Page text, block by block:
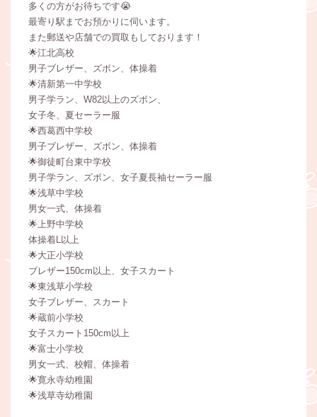
多くの方がお待ちです😭
最寄り駅までお預かりに伺います。
また郵送や店舗での買取もしております！
🌟江北高校
男子ブレザー、ズボン、体操着
🌟清新第一中学校
男子学ラン、W82以上のズボン、
女子冬、夏セーラー服
🌟西葛西中学校
男子ブレザー、ズボン、体操着
🌟御徒町台東中学校
男子学ラン、ズボン、女子夏長袖セーラー服
🌟浅草中学校
男女一式、体操着
🌟上野中学校
体操着L以上
🌟大正小学校
ブレザー150cm以上、女子スカート
🌟東浅草小学校
女子ブレザー、スカート
🌟蔵前小学校
女子スカート150cm以上
🌟富士小学校
男女一式、校帽、体操着
🌟寛永寺幼稚園
🌟浅草寺幼稚園